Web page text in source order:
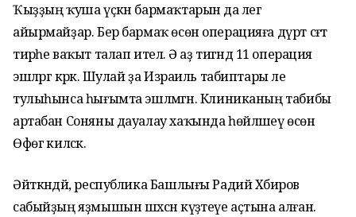
Ҡыҙҙың ҡуша үҫкән бармаҡтарын да әлегә
айырмайҙар. Бер бармаҡ өсөн операцияға дүрт сәғәт
тирәһе ваҡыт талап ителә. Ә аҙ тигәндә 11 операция
эшләргә кәрәк. Шулай ҙа Израиль табиптары әле
тулыһынса һығымта эшләмәгән. Клиниканың табибы
артабан Соняны дауалау хаҡында һөйләшеү өсөн
Өфөгә киләсәк.
Әйткәндәй, республика Башлығы Радий Хәбиров
сабыйҙың яҙмышын шәхсән күҙәтеүе аҫтына алған.